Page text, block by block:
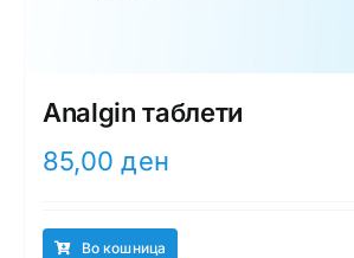
Analgin таблети
85,00ден
Во кошница